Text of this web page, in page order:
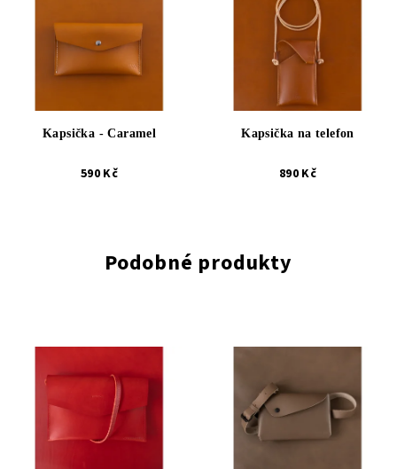
Kapsička - Caramel
590 Kč
Kapsička na telefon
890 Kč
Podobné produkty